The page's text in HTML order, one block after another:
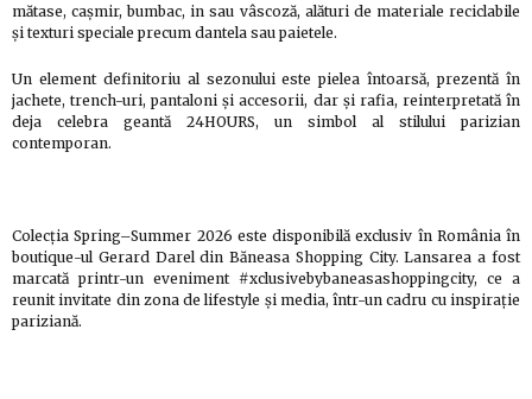
mătase, cașmir, bumbac, in sau vâscoză, alături de materiale reciclabile
și texturi speciale precum dantela sau paietele.
Un element definitoriu al sezonului este pielea întoarsă, prezentă în
jachete, trench-uri, pantaloni și accesorii, dar și rafia, reinterpretată în
deja celebra geantă 24HOURS, un simbol al stilului parizian
contemporan.
Colecția Spring–Summer 2026 este disponibilă exclusiv în România în
boutique-ul Gerard Darel din Băneasa Shopping City. Lansarea a fost
marcată printr-un eveniment #xclusivebybaneasashoppingcity, ce a
reunit invitate din zona de lifestyle și media, într-un cadru cu inspirație
pariziană.